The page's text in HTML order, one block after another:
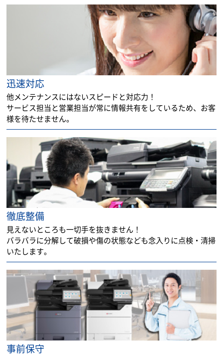
迅速対応
他メンテナンスにはないスピードと対応力！
サービス担当と営業担当が常に情報共有をしているため、お客
様を待たせません。
徹底整備
見えないところも一切手を抜きません！
バラバラに分解して破損や傷の状態なども念入りに点検・清掃
いたします。
事前保守